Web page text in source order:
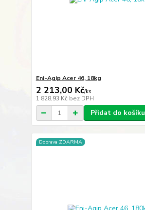
Eni-Agip Acer 46, 18kg
2 213,00 Kč/ks
1 828,93 Kč bez DPH
Přidat do košíku
Doprava ZDARMA